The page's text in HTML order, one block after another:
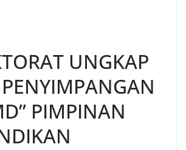
UNGKAP
PIMPINAN